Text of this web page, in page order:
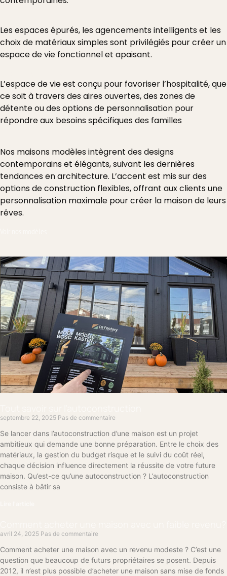
Les espaces épurés, les agencements intelligents et les
choix de matériaux simples sont privilégiés pour créer un
espace de vie fonctionnel et apaisant.
L’espace de vie est conçu pour favoriser l’hospitalité, que
ce soit à travers des aires ouvertes, des zones de
détente ou des options de personnalisation pour
répondre aux besoins spécifiques des familles
Nos maisons modèles intègrent des designs
contemporains et élégants, suivant les dernières
tendances en architecture. L’accent est mis sur des
options de construction flexibles, offrant aux clients une
personnalisation maximale pour créer la maison de leurs
rêves.
septembre 22, 2025 Pas de commentaire
Se lancer dans l’autoconstruction d’une maison est un projet
ambitieux qui demande une bonne préparation. Entre le choix des
matériaux, la gestion du budget risque et le suivi du coût réel,
chaque décision influence directement la réussite de votre future
maison. Qu’est-ce qu’une autoconstruction ? L’autoconstruction
consiste à bâtir sa
avril 24, 2025 Pas de commentaire
Comment acheter une maison avec un revenu modeste ? C’est une
question que beaucoup de futurs propriétaires se posent. Depuis
2012, il n’est plus possible d’acheter une maison sans mise de fonds